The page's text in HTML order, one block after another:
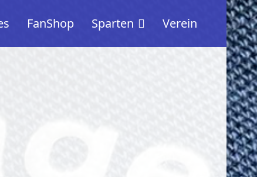
FanShop Sparten Verein